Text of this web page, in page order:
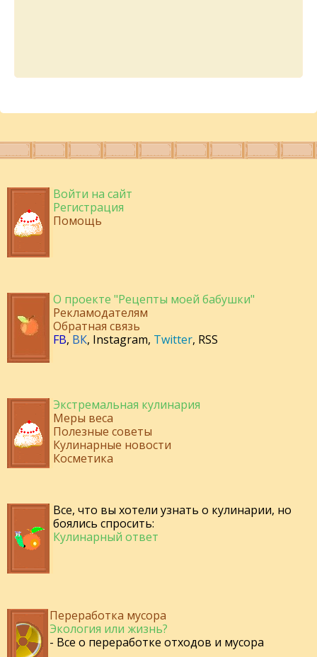
Войти на сайт
Регистрация
Помощь
О проекте "Рецепты моей бабушки"
Рекламодателям
Обратная связь
FB, ВК, Instagram, Twitter, RSS
Экстремальная кулинария
Меры веса
Полезные советы
Кулинарные новости
Косметика
Все, что вы хотели узнать о кулинарии, но
боялись спросить:
Кулинарный ответ
Переработка мусора
Экология или жизнь?
- Все о переработке отходов и мусора